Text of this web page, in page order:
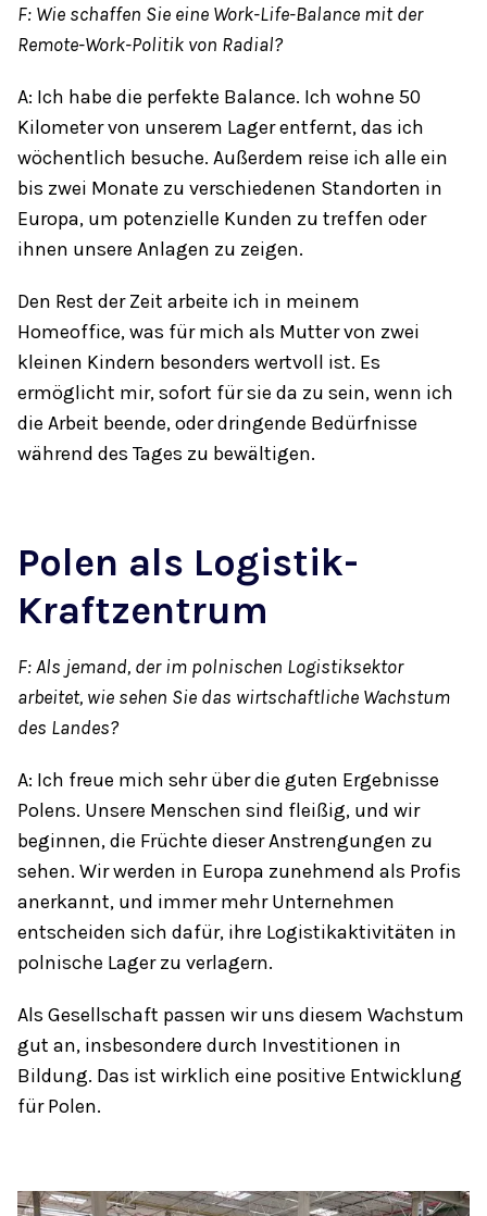
F: Wie schaffen Sie eine Work-Life-Balance mit der
Remote-Work-Politik von Radial?
A: Ich habe die perfekte Balance. Ich wohne 50
Kilometer von unserem Lager entfernt, das ich
wöchentlich besuche. Außerdem reise ich alle ein
bis zwei Monate zu verschiedenen Standorten in
Europa, um potenzielle Kunden zu treffen oder
ihnen unsere Anlagen zu zeigen.
Den Rest der Zeit arbeite ich in meinem
Homeoffice, was für mich als Mutter von zwei
kleinen Kindern besonders wertvoll ist. Es
ermöglicht mir, sofort für sie da zu sein, wenn ich
die Arbeit beende, oder dringende Bedürfnisse
während des Tages zu bewältigen.
Polen als Logistik-
Kraftzentrum
F: Als jemand, der im polnischen Logistiksektor
arbeitet, wie sehen Sie das wirtschaftliche Wachstum
des Landes?
A: Ich freue mich sehr über die guten Ergebnisse
Polens. Unsere Menschen sind fleißig, und wir
beginnen, die Früchte dieser Anstrengungen zu
sehen. Wir werden in Europa zunehmend als Profis
anerkannt, und immer mehr Unternehmen
entscheiden sich dafür, ihre Logistikaktivitäten in
polnische Lager zu verlagern.
Als Gesellschaft passen wir uns diesem Wachstum
gut an, insbesondere durch Investitionen in
Bildung. Das ist wirklich eine positive Entwicklung
für Polen.